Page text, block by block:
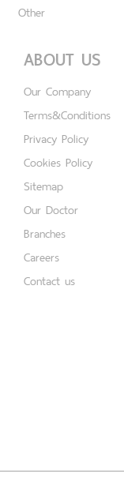
Other
ABOUT US
Our Company
Terms&Conditions
Privacy Policy
Cookies Policy
Sitemap
Our Doctor
Branches
Careers
Contact us